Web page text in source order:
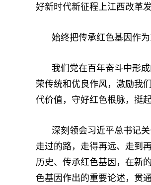
好新时代新征程上江西改革发
始终把传承红色基因作
我们党在百年奋斗中形
荣传统和优良作风，激励我
代价值，守好红色根脉，挺
深刻领会习近平总书记
走过的路，走得再远、走到
历史、传承红色基因，在新
色基因作出的重要论述，贯